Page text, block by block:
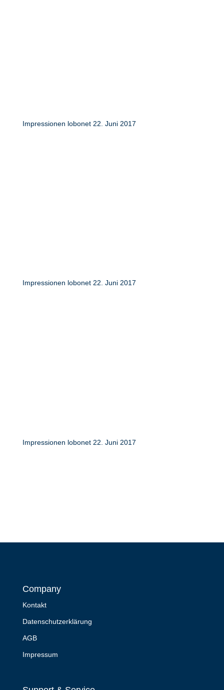
Impressionen lobonet 22. Juni 2017
Impressionen lobonet 22. Juni 2017
Impressionen lobonet 22. Juni 2017
Company
Kontakt
Datenschutzerklärung
AGB
Impressum